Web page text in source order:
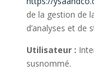
de la gestion de
d’analyses et de
Utilisateur :
susnommé.